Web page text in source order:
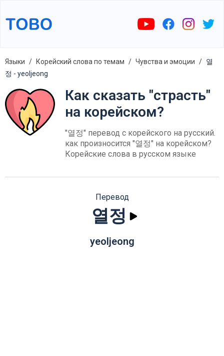
Языки Корейский слова по темам Чувства и эмоции
열
정 - yeoljeong
Как сказать "страсть"
на корейском?
"열정" перевод с корейского на русский.
как произносится "열정" на корейском?
Корейские слова в русском языке
Перевод
열정
yeoljeong